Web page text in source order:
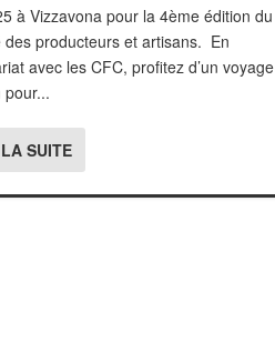
à Vizzavona pour la 4ème édition du
des producteurs et artisans. En
avec les CFC, profitez d’un voyage
SUITE